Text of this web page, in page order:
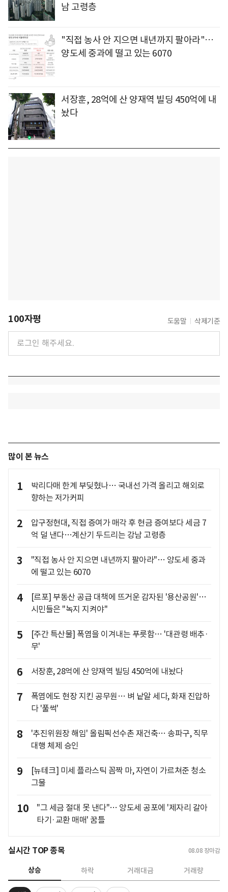
남 고령층
"직접 농사 안 지으면 내년까지 팔아라"…
양도세 중과에 떨고 있는 6070
서장훈, 28억에 산 양재역 빌딩 450억에 내
놨다
100자평 도움말 삭제기준
많이 본 뉴스
1
박리다매 한계 부딪혔나… 국내선 가격 올리고 해외로
향하는 저가커피
2
압구정현대, 직접 증여가 매각 후 현금 증여보다 세금 7
억 덜 낸다…계산기 두드리는 강남 고령층
3
"직접 농사 안 지으면 내년까지 팔아라"… 양도세 중과
에 떨고 있는 6070
4
[르포] 부동산 공급 대책에 뜨거운 감자된 '용산공원'…
시민들은 "녹지 지켜야"
5
[주간 특산물] 폭염을 이겨내는 푸릇함… '대관령 배추·
무'
6 서장훈, 28억에 산 양재역 빌딩 450억에 내놨다
7
폭염에도 현장 지킨 공무원… 벼 낱알 세다, 화재 진압하
다 '풀썩'
8
'추진위원장 해임' 올림픽선수촌 재건축… 송파구, 직무
대행 체제 승인
9
[뉴테크] 미세 플라스틱 꼼짝 마, 자연이 가르쳐준 청소
그물
10
"그 세금 절대 못 낸다"… 양도세 공포에 '제자리 갈아
타기·교환 매매' 꿈틀
실시간 TOP 종목 08.08 장마감
상승 하락 거래대금 거래량